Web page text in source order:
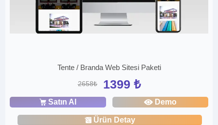
Tente / Branda Web Sitesi Paketi
2658₺ 1399 ₺
Satın Al Demo
Ürün Detay